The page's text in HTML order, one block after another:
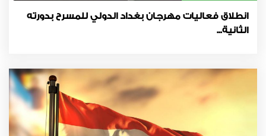
انطلاق فعاليات مهرجان بغداد الدولي للمسرح بدورته
الثانية...